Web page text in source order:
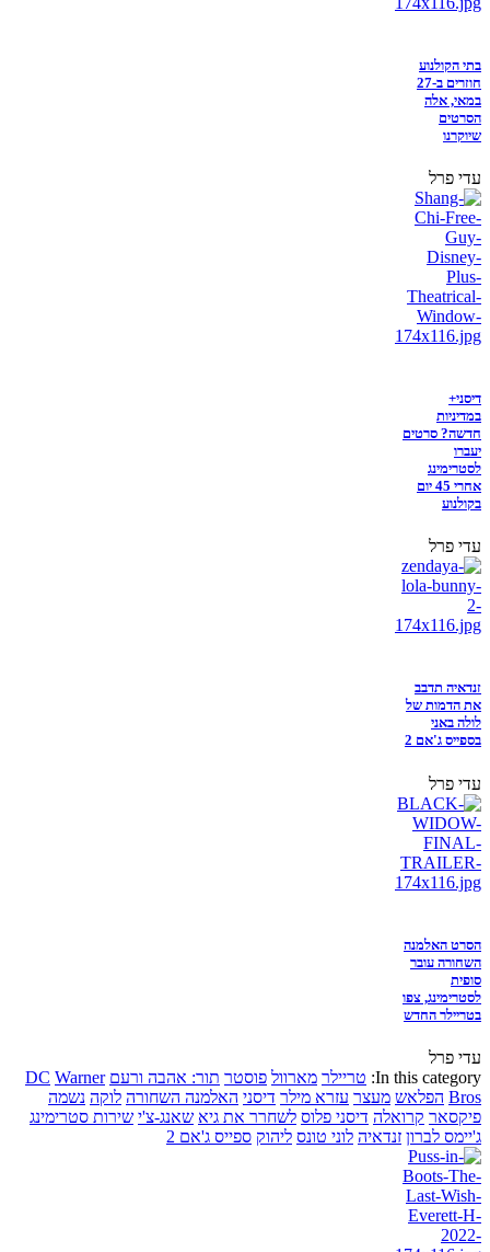
בתי הקולנוע
חוזרים ב-27
במאי, אלה
הסרטים
שיוקרנו
עדי פרל
דיסני+
במדיניות
חדשה? סרטים
יעברו
לסטרימינג
אחרי 45 יום
בקולנוע
עדי פרל
זנדאיה תדבב
את הדמות של
לולה באני
בספייס ג'אם 2
עדי פרל
הסרט האלמנה
השחורה עובר
סופית
לסטרימינג, צפו
בטריילר החדש
עדי פרל
In this category: טריילר מארוול פוסטר תור: אהבה ורעם DC Warner
Bros הפלאש מעצר עזרא מילר דיסני האלמנה השחורה לוקה נשמה
פיקסאר קרואלה דיסני פלוס לשחרר את גיא שאנג-צ'י שירות סטרימינג
ג'יימס לברון זנדאיה לוני טונס ליהוק ספייס ג'אם 2